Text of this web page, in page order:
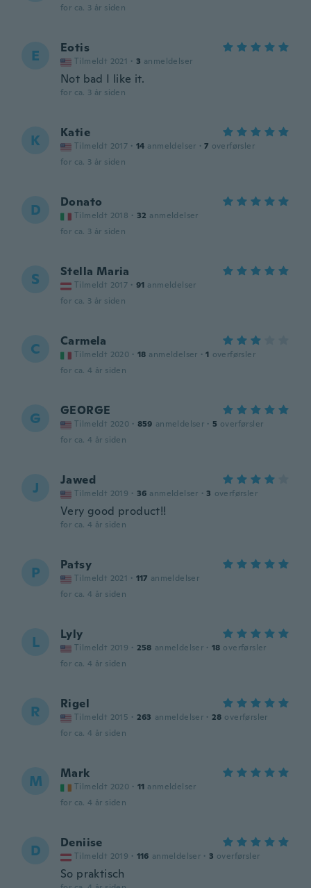
for ca. 3 år siden
E Eotis
Tilmeldt 2021 · 3 anmeldelser
Not bad I like it.
for ca. 3 år siden
K Katie
Tilmeldt 2017 · 14 anmeldelser · 7 overførsler
for ca. 3 år siden
D Donato
Tilmeldt 2018 · 32 anmeldelser
for ca. 3 år siden
S Stella Maria
Tilmeldt 2017 · 91 anmeldelser
for ca. 3 år siden
C Carmela
Tilmeldt 2020 · 18 anmeldelser · 1 overførsler
for ca. 4 år siden
G GEORGE
Tilmeldt 2020 · 859 anmeldelser · 5 overførsler
for ca. 4 år siden
J Jawed
Tilmeldt 2019 · 36 anmeldelser · 3 overførsler
Very good product!!
for ca. 4 år siden
P Patsy
Tilmeldt 2021 · 117 anmeldelser
for ca. 4 år siden
L Lyly
Tilmeldt 2019 · 258 anmeldelser · 18 overførsler
for ca. 4 år siden
R Rigel
Tilmeldt 2015 · 263 anmeldelser · 28 overførsler
for ca. 4 år siden
M Mark
Tilmeldt 2020 · 11 anmeldelser
for ca. 4 år siden
D Deniise
Tilmeldt 2019 · 116 anmeldelser · 3 overførsler
So praktisch